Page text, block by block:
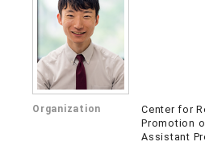
Organization
Center for
Promotion
Assistant